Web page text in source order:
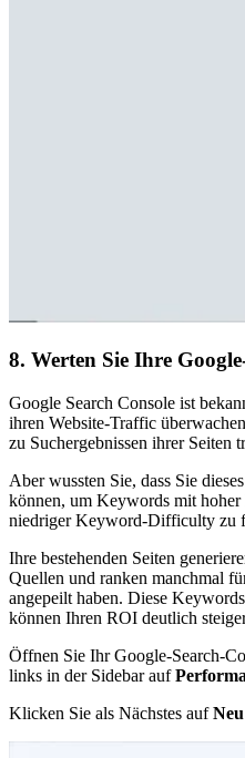
8. Werten Sie Ihre
Google Search Console ist
ihren Website-Traffic
zu Suchergebnissen ihrer Seiten
Aber wussten Sie, dass Sie
können, um Keywords mit
niedriger Keyword-Difficulty zu
Ihre bestehenden Seiten
Quellen und ranken manchmal
angepeilt haben. Diese
können Ihren ROI deutlich
Öffnen Sie Ihr Google-Search-
links in der Sidebar auf
Klicken Sie als Nächstes aufNeu